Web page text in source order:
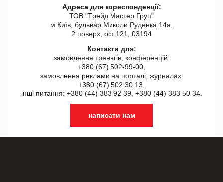
Адреса для кореспонденції:
ТОВ "Tрейд Мастер Груп"
м.Київ, бульвар Миколи Руденка 14а,
2 поверх, оф 121, 03194
Контакти для:
замовлення треннгів, конференцій:
+380 (67) 502-99-00,
замовлення реклами на порталі, журналах:
+380 (67) 502 30 13,
інші питання: +380 (44) 383 92 39, +380 (44) 383 50 34.
написати нам